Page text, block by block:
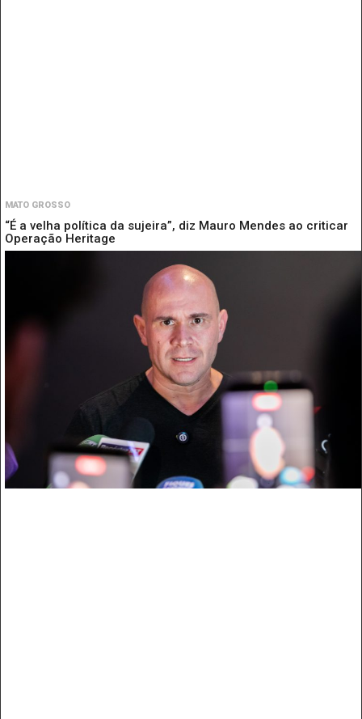
MATO GROSSO
“É a velha política da sujeira”, diz Mauro Mendes ao criticar
Operação Heritage